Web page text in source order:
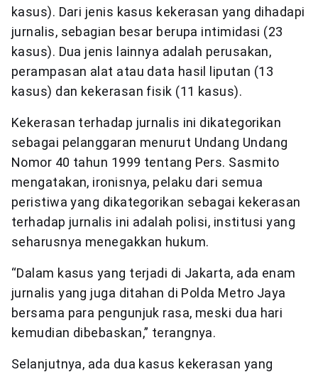
kasus). Dari jenis kasus kekerasan yang dihadapi
jurnalis, sebagian besar berupa intimidasi (23
kasus). Dua jenis lainnya adalah perusakan,
perampasan alat atau data hasil liputan (13
kasus) dan kekerasan fisik (11 kasus).
Kekerasan terhadap jurnalis ini dikategorikan
sebagai pelanggaran menurut Undang Undang
Nomor 40 tahun 1999 tentang Pers. Sasmito
mengatakan, ironisnya, pelaku dari semua
peristiwa yang dikategorikan sebagai kekerasan
terhadap jurnalis ini adalah polisi, institusi yang
seharusnya menegakkan hukum.
“Dalam kasus yang terjadi di Jakarta, ada enam
jurnalis yang juga ditahan di Polda Metro Jaya
bersama para pengunjuk rasa, meski dua hari
kemudian dibebaskan,” terangnya.
Selanjutnya, ada dua kasus kekerasan yang